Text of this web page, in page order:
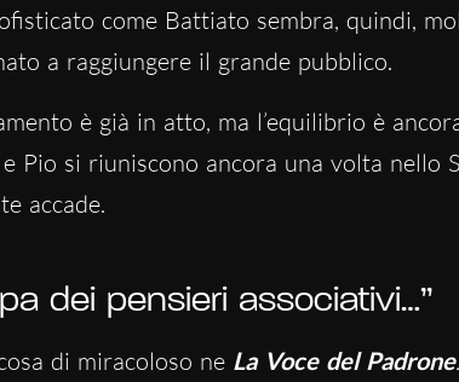
come Battiato sembra, quindi,
a raggiungere il grande pubblico.
è già in atto, ma l’equilibrio è
Pio si riuniscono ancora una volta nello
accade.
dei pensieri associativi…”
di miracoloso ne La Voce del Padrone.